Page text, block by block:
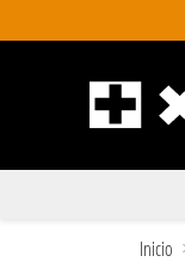
Inicio